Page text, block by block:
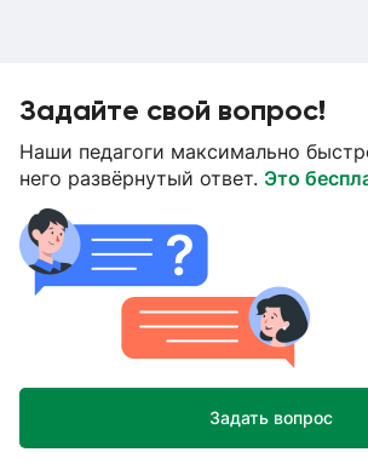
Задайте свой вопрос!
Наши педагоги максимально
него развёрнутый ответ. Это
Задать вопрос